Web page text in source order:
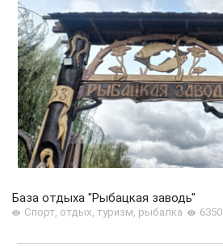
База отдыха "Рыбацкая заводь"
Спорт, отдых, туризм, рыбалка 6350